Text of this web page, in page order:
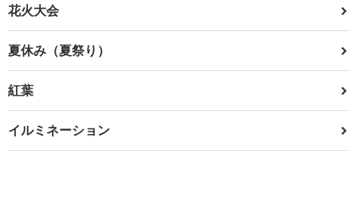
花火大会
夏休み（夏祭り）
紅葉
イルミネーション